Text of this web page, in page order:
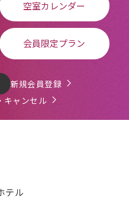
空室カレンダー
会員限定プラン
新規会員登録
キャンセル
テル